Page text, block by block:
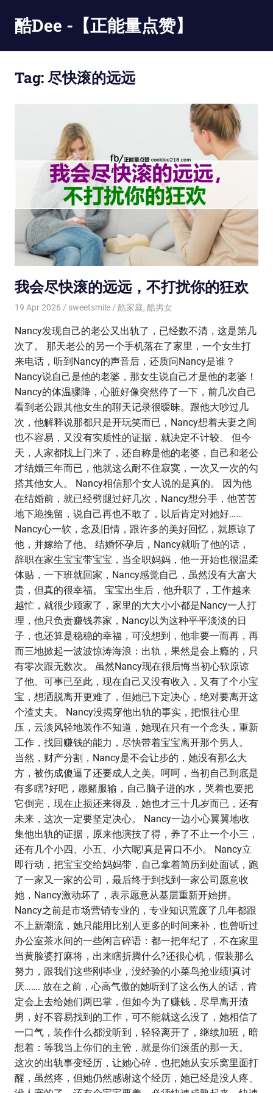
content
酷Dee -【正能量点赞】
最
Tag:尽快滚的远远
我会尽快滚的远远，不打扰你的狂欢
19 Apr 2026 sweetsmile 酷家庭, 酷男女
Nancy发现自己的老公又出轨了，已经数不清，这是第几
次了。 那天老公的另一个手机落在了家里，一个女生打
来电话，听到Nancy的声音后，还质问Nancy是谁？
Nancy说自己是他的老婆，那女生说自己才是他的老婆！
Nancy的体温骤降，心脏好像突然停了一下，前几次自己
看到老公跟其他女生的聊天记录很暧昧。跟他大吵过几
次，他解释说那都只是开玩笑而已，Nancy想着夫妻之间
也不容易，又没有实质性的证据，就决定不计较。 但今
天，人家都找上门来了，还自称是他的老婆，自己和老公
才结婚三年而已，他就这么耐不住寂寞，一次又一次的勾
搭其他女人。 Nancy相信那个女人说的是真的。 因为他
在结婚前，就已经劈腿过好几次，Nancy想分手，他苦苦
地下跪挽留，说自己再也不敢了，以后肯定对她好……
Nancy心一软，念及旧情，跟许多的美好回忆，就原谅了
他，并嫁给了他。 结婚怀孕后，Nancy就听了他的话，
辞职在家生宝宝带宝宝，当全职妈妈，他一开始也很温柔
体贴，一下班就回家，Nancy感觉自己，虽然没有大富大
贵，但真的很幸福。 宝宝出生后，他升职了，工作越来
越忙，就很少顾家了，家里的大大小小都是Nancy一人打
理，他只负责赚钱养家，Nancy以为这种平平淡淡的日
子，也还算是稳稳的幸福，可没想到，他非要一而再，再
而三地掀起一波波惊涛海浪：出轨，果然是会上瘾的，只
有零次跟无数次。 虽然Nancy现在很后悔当初心软原谅
了他。可事已至此，现在自己又没有收入，又有了个小宝
宝，想洒脱离开更难了，但她已下定决心，绝对要离开这
个渣丈夫。 Nancy没揭穿他出轨的事实，把恨往心里
压，云淡风轻地装作不知道，她现在只有一个念头，重新
工作，找回赚钱的能力，尽快带着宝宝离开那个男人。
当然，财产分割，Nancy是不会让步的，她没有那么大
方，被伤成傻逼了还要成人之美。呵呵，当初自己到底是
有多瞎?好吧，愿赌服输，自己脑子进的水，哭着也要把
它倒完，现在止损还来得及，她也才三十几岁而已，还有
未来，这次一定要坚定决心。 Nancy一边小心翼翼地收
集他出轨的证据，原来他演技了得，养了不止一个小三，
还有几个小四、小五、小六呢!真是胃口不小。 Nancy立
即行动，把宝宝交给妈妈带，自己拿着简历到处面试，跑
了一家又一家的公司，最后终于到找到一家公司愿意收
她，Nancy激动坏了，表示愿意从基层重新开始拼。
Nancy之前是市场营销专业的，专业知识荒废了几年都跟
不上新潮流，她只能用比别人更多的时间来补，也曾听过
办公室茶水间的一些闲言碎语：都一把年纪了，不在家里
当黄脸婆打麻将，出来瞎折腾什么?还很心机，假装那么
努力，跟我们这些刚毕业，没经验的小菜鸟抢业绩!真讨
厌……. 放在之前，心高气傲的她听到了这么伤人的话，肯
定会上去给她们两巴掌，但如今为了赚钱，尽早离开渣
男，好不容易找到的工作，可不能就这么没了，她相信了
一口气，装作什么都没听到，轻轻离开了，继续加班，暗
想着：等我当上你们的主管，就是你们滚蛋的那一天。
这次的出轨事变经历，让她心碎，也把她从安乐窝里面打
醒，虽然疼，但她仍然感谢这个经历，她已经是没人疼、